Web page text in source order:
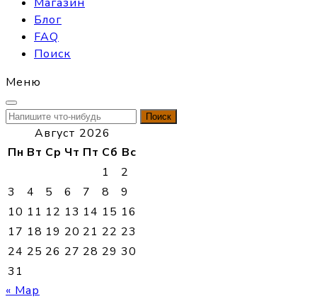
Блог
FAQ
Поиск
Меню
Найти:
Август 2026
Пн Вт Ср Чт Пт Сб Вс
1
2
3
4 5 6 7 8
9
10 11 12 13 14 15 16
17 18 19 20 21 22 23
24 25 26 27 28 29 30
31
« Мар